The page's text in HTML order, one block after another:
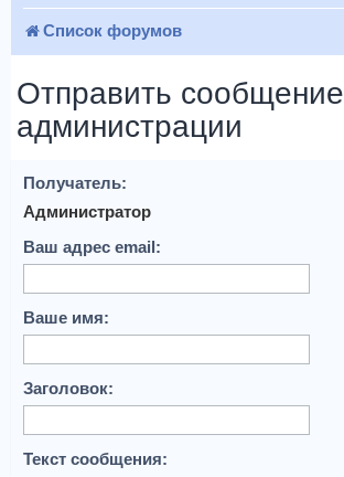
Список форумов
Отправить сообщение
администрации
Получатель:
Администратор
Ваш адрес email:
Ваше имя:
Заголовок:
Текст сообщения: